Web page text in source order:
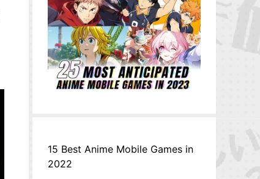
15 Best Anime Mobile Games in
2022